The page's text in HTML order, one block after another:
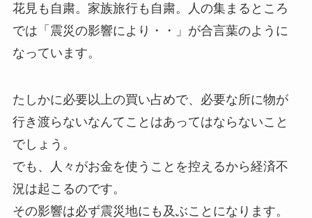
花見も自粛。家族旅行も自粛。人の集まるところ
では「震災の影響により・・」が合言葉のように
なっています。
たしかに必要以上の買い占めで、必要な所に物が
行き渡らないなんてことはあってはならないこと
でしょう。
でも、人々がお金を使うことを控えるから経済不
況は起こるのです。
その影響は必ず震災地にも及ぶことになります。